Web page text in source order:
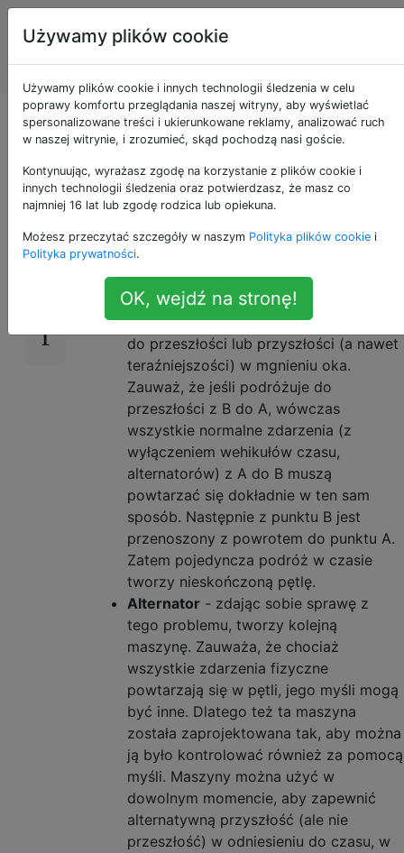
Programowanie
puzzli i Code
Golf
Paradoks podróży w
czasie
17
Mężczyzna ma dwa urządzenia.
Wehikuł czasu- może kontrolować tę
maszynę, myśląc. Pozwala mu na
podróż z dowolnego miejsca w czasie
do przeszłości lub przyszłości (a nawet
teraźniejszości) w mgnieniu oka.
Zauważ, że jeśli podróżuje do
przeszłości z B do A, wówczas
wszystkie normalne zdarzenia (z
wyłączeniem wehikułów czasu,
alternatorów) z A do B muszą
powtarzać się dokładnie w ten sam
sposób. Następnie z punktu B jest
przenoszony z powrotem do punktu A.
Zatem pojedyncza podróż w czasie
tworzy nieskończoną pętlę.
Alternator - zdając sobie sprawę z
tego problemu, tworzy kolejną
maszynę. Zauważa, że ​​chociaż
wszystkie zdarzenia fizyczne
powtarzają się w pętli, jego myśli mogą
być inne. Dlatego też ta maszyna
została zaprojektowana tak, aby można
ją było kontrolować również za pomocą
myśli. Maszyny można użyć w
dowolnym momencie, aby zapewnić
alternatywną przyszłość (ale nie
przeszłość) w odniesieniu do czasu, w
Używamy plików cookie
Używamy plików cookie i innych technologii śledzenia w celu
poprawy komfortu przeglądania naszej witryny, aby wyświetlać
spersonalizowane treści i ukierunkowane reklamy, analizować ruch
w naszej witrynie, i zrozumieć, skąd pochodzą nasi goście.
Kontynuując, wyrażasz zgodę na korzystanie z plików cookie i
innych technologii śledzenia oraz potwierdzasz, że masz co
najmniej 16 lat lub zgodę rodzica lub opiekuna.
Możesz przeczytać szczegóły w naszym Polityka plików cookie i
Polityka prywatności.
OK, wejdź na stronę!